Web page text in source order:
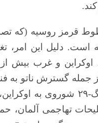
قرمز روسیه (که
دلیل این امر،
اوکراین و غرب بیش
گسترش ناتو به
۲۹ شوروی به
تهاجمی آلمان،